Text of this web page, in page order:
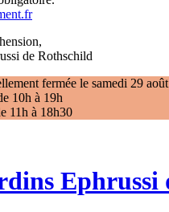
de Rothschild
fermée le samedi 29
10h à 19h
11h à 18h30